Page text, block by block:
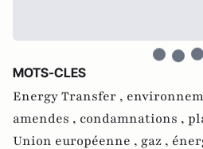
MOTS-CLES
Energy Transfer ,
amendes , condamnations ,
Union européenne , gaz ,